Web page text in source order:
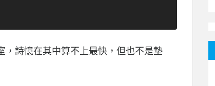
，詩憶在其中算不上最快，但也不是墊